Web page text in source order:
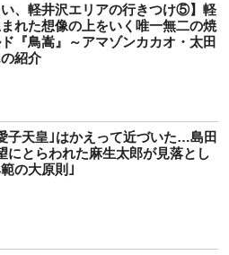
い、軽井沢エリアの行きつけ⑤】軽
れた想像の上をいく唯一無二の焼
『鳥嵩』～アマゾンカカオ・太田
紹介
子天皇｣はかえって近づいた…島田
にとらわれた麻生太郎が見落とし
の大原則｣